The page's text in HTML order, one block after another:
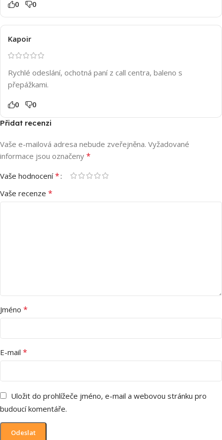
0 0
Kapoir
Rychlé odeslání, ochotná paní z call centra, baleno s
přepážkami.
0 0
Přidat recenzi
Vaše e-mailová adresa nebude zveřejněna. Vyžadované
informace jsou označeny *
Vaše hodnocení*
Vaše recenze *
Jméno *
E-mail *
Uložit do prohlížeče jméno, e-mail a webovou stránku pro
budoucí komentáře.